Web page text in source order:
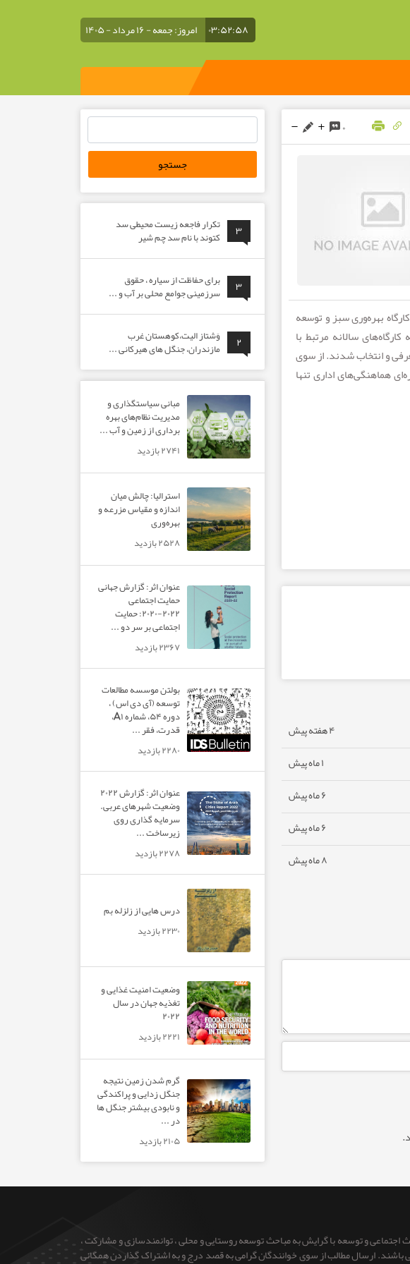
۰۳:۵۲:۵۸ امروز: جمعه - ۱۶ مرداد - ۱۴۰۵
۰
کارگاهی آموزشی تحت عنوان” کارگاه بهره‌وری سبز و توسعه
سالانه مرتبط با
برای شرکت در کارگاه معرفی و انتخاب شدند. از سوی
هماهنگی‌های اداری تنها
۴ هفته پیش
۱ ماه پیش
۶ ماه پیش
۶ ماه پیش
۸ ماه پیش
۳
تکرار فاجعه زیست محیطی سد
کتوند با نام سد چم شیر
۳
برای حفاظت از سیاره ، حقوق
سرزمینی جوامع محلی بر آب و ...
۲
وَشتاز الیت،کوهستان غرب
مازندران، جنگل های هیرکانی ...
مبانی سیاستگذاری و
مدیریت نظام‌های بهره‌
برداری از زمین و آب ...
۲۷۴۱ بازدید
استرالیا: چالش میان
اندازه و مقیاس مزرعه و
بهره‌وری
۲۵۲۸ بازدید
عنوان اثر: گزارش جهانی
حمایت اجتماعی
۲۰۲۲-۲۰۲۰: حمایت
اجتماعی بر سر دو ...
۲۳۶۷ بازدید
بولتن موسسه مطالعات
توسعه (آی دی اس) ،
دوره ۵۴، شماره A۱،
قدرت، فقر ...
۲۲۸۰ بازدید
عنوان اثر: گزارش ۲۰۲۲
وضعیت شهرهای عربی.
سرمایه گذاری روی
زیرساخت ...
۲۲۷۸ بازدید
درس هایی از زلزله بم
۲۲۳۰ بازدید
وضعیت امنیت غذایی و
تغذیه جهان در سال
۲۰۲۲
۲۲۲۱ بازدید
گرم شدن زمین نتیجه
جنگل زدایی و پراکندگی
و نابودی بیشتر جنگل ها
در ...
۲۱۰۵ بازدید
اجتماعی و توسعه با گرایش به مباحث توسعه روستایی و محلی ، توانمندسازی و مشارکت ،
می باشند. ارسال مطالب از سوی خوانندگان گرامی به قصد درج و به اشتراک گذاردن همگانی